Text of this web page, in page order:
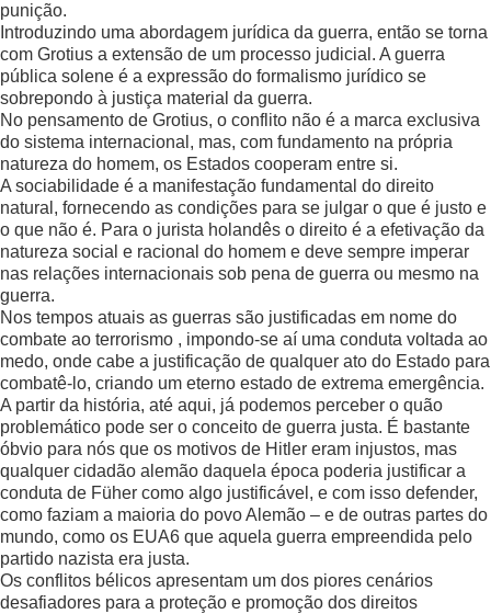
punição.
Introduzindo uma abordagem jurídica da guerra, então se torna
com Grotius a extensão de um processo judicial. A guerra
pública solene é a expressão do formalismo jurídico se
sobrepondo à justiça material da guerra.
No pensamento de Grotius, o conflito não é a marca exclusiva
do sistema internacional, mas, com fundamento na própria
natureza do homem, os Estados cooperam entre si.
A sociabilidade é a manifestação fundamental do direito
natural, fornecendo as condições para se julgar o que é justo e
o que não é. Para o jurista holandês o direito é a efetivação da
natureza social e racional do homem e deve sempre imperar
nas relações internacionais sob pena de guerra ou mesmo na
guerra.
Nos tempos atuais as guerras são justificadas em nome do
combate ao terrorismo , impondo-se aí uma conduta voltada ao
medo, onde cabe a justificação de qualquer ato do Estado para
combatê-lo, criando um eterno estado de extrema emergência.
A partir da história, até aqui, já podemos perceber o quão
problemático pode ser o conceito de guerra justa. É bastante
óbvio para nós que os motivos de Hitler eram injustos, mas
qualquer cidadão alemão daquela época poderia justificar a
conduta de Füher como algo justificável, e com isso defender,
como faziam a maioria do povo Alemão – e de outras partes do
mundo, como os EUA6 que aquela guerra empreendida pelo
partido nazista era justa.
Os conflitos bélicos apresentam um dos piores cenários
desafiadores para a proteção e promoção dos direitos